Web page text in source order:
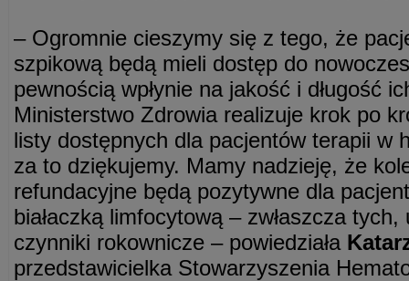
– Ogromnie cieszymy się z tego, że
szpikową będą mieli dostęp do
pewnością wpłynie na jakość i długość
Ministerstwo Zdrowia realizuje krok po
listy dostępnych dla pacjentów terapii w
za to dziękujemy. Mamy nadzieję, że
refundacyjne będą pozytywne dla
białaczką limfocytową – zwłaszcza
czynniki rokownicze – powiedziała
przedstawicielka Stowarzyszenia